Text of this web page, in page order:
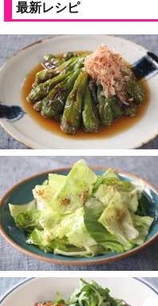
最新レシピ